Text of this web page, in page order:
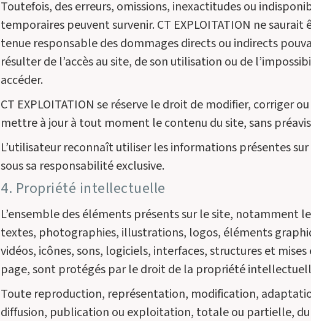
Toutefois, des erreurs, omissions, inexactitudes ou
temporaires peuvent survenir. CT EXPLOITATION ne saurait
tenue responsable des dommages directs ou indirects
résulter de l’accès au site, de son utilisation ou de
accéder.
CT EXPLOITATION se réserve le droit de modifier, corriger ou
mettre à jour à tout moment le contenu du site, sans
L’utilisateur reconnaît utiliser les informations présentes
sous sa responsabilité exclusive.
4. Propriété intellectuelle
L’ensemble des éléments présents sur le site, notamment
textes, photographies, illustrations, logos, éléments
vidéos, icônes, sons, logiciels, interfaces, structures et mises
page, sont protégés par le droit de la propriété
Toute reproduction, représentation, modification,
diffusion, publication ou exploitation, totale ou partielle,